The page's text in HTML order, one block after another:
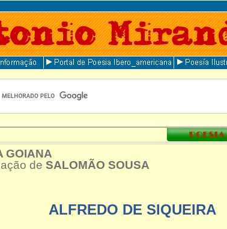
GOIANA
de SALOMÃO SOUSA
ALFREDO DE SIQUEIRA